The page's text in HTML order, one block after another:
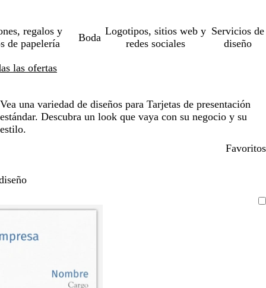
regalos y
de papelería
Boda
Logotipos, sitios web y
redes sociales
Servicios de
diseño
las ofertas
Vea una variedad de diseños para Tarjetas de presentación
estándar. Descubra un look que vaya con su negocio y su
estilo.
Favoritos